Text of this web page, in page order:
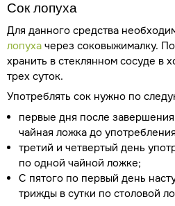
Сок лопуха
Для данного средства
лопуха через соковыжималку.
хранить в стеклянном сосуде в
трех суток.
Употреблять сок нужно по
первые дня после
чайная ложка до
третий и четвертый день
по одной чайной ложке;
С пятого по первый день
трижды в сутки по столовой